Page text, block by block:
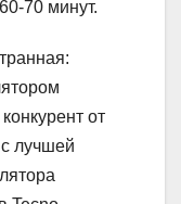
70 минут.
от
лучшей